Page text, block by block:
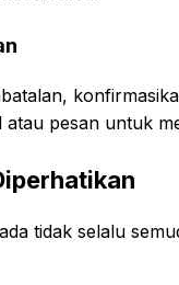
atau pesan untuk
tidak selalu